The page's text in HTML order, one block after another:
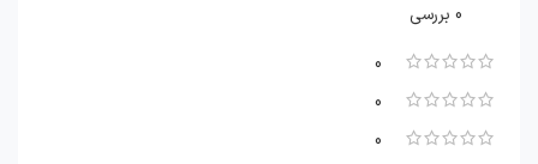
0 بررسی
0
0
0